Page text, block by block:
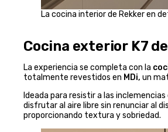
La cocina interior de Rekker en
Cocina exterior K7
La experiencia se completa con la
totalmente revestidos en MDi, un
Ideada para resistir a las
disfrutar al aire libre sin renunciar al
proporcionando textura y sobriedad.